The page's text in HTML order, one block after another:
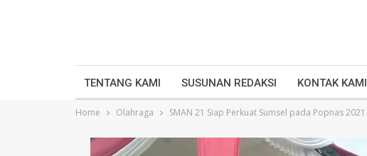
TENTANG KAMI SUSUNAN REDAKSI KONTAK KAMI
Home Olahraga SMAN 21 Siap Perkuat Sumsel pada Popnas 2021